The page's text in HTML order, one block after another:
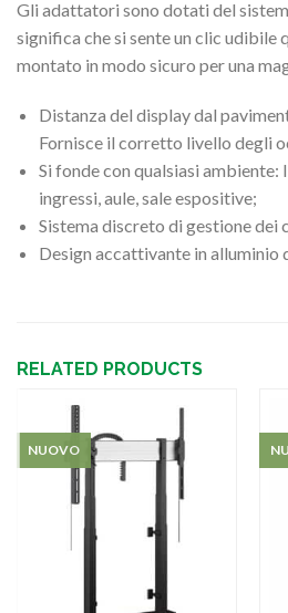
Gli adattatori sono dotati del
significa che si sente un clic udibile
montato in modo sicuro per una
Distanza del display dal
Fornisce il corretto livello degli
Si fonde con qualsiasi ambiente:
ingressi, aule, sale espositive;
Sistema discreto di gestione dei
Design accattivante in alluminio
RELATED PRODUCTS
NUOVO